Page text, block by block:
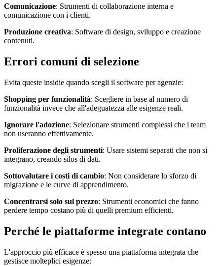
Comunicazione: Strumenti di collaborazione interna e
comunicazione con i clienti.
Produzione creativa: Software di design, sviluppo e creazione
contenuti.
Errori comuni di selezione
Evita queste insidie quando scegli il software per agenzie:
Shopping per funzionalità: Scegliere in base al numero di
funzionalità invece che all'adeguatezza alle esigenze reali.
Ignorare l'adozione: Selezionare strumenti complessi che i team
non useranno effettivamente.
Proliferazione degli strumenti: Usare sistemi separati che non si
integrano, creando silos di dati.
Sottovalutare i costi di cambio: Non considerare lo sforzo di
migrazione e le curve di apprendimento.
Concentrarsi solo sul prezzo: Strumenti economici che fanno
perdere tempo costano più di quelli premium efficienti.
Perché le piattaforme integrate contano
L'approccio più efficace è spesso una piattaforma integrata che
gestisce molteplici esigenze: